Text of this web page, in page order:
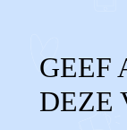
GEEF
DEZE